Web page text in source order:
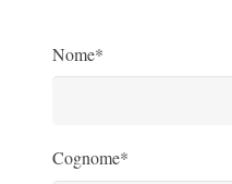
Nome*
Cognome*